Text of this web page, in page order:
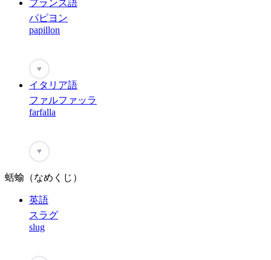
フランス語
パピヨン
papillon
♥
イタリア語
ファルファッラ
farfalla
♥
蛞蝓（なめくじ）
英語
スラグ
slug